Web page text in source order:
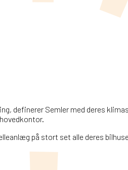
definerer Semler med deres
på stort set alle deres